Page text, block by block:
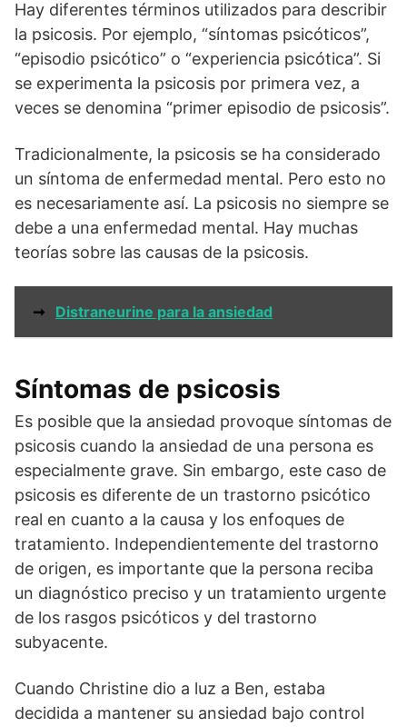
Hay diferentes términos utilizados para describir
la psicosis. Por ejemplo, “síntomas psicóticos”,
“episodio psicótico” o “experiencia psicótica”. Si
se experimenta la psicosis por primera vez, a
veces se denomina “primer episodio de psicosis”.
Tradicionalmente, la psicosis se ha considerado
un síntoma de enfermedad mental. Pero esto no
es necesariamente así. La psicosis no siempre se
debe a una enfermedad mental. Hay muchas
teorías sobre las causas de la psicosis.
➞ Distraneurine para la ansiedad
Síntomas de psicosis
Es posible que la ansiedad provoque síntomas de
psicosis cuando la ansiedad de una persona es
especialmente grave. Sin embargo, este caso de
psicosis es diferente de un trastorno psicótico
real en cuanto a la causa y los enfoques de
tratamiento. Independientemente del trastorno
de origen, es importante que la persona reciba
un diagnóstico preciso y un tratamiento urgente
de los rasgos psicóticos y del trastorno
subyacente.
Cuando Christine dio a luz a Ben, estaba
decidida a mantener su ansiedad bajo control